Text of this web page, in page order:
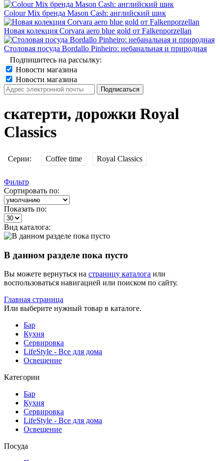
Colour Mix бренда Mason Cash: английский шик
Новая колекция Corvara aero blue gold от Falkenporzellan
Столовая посуда Bordallo Pinheiro: небанальная и природная
Подпишитесь на рассылку:
Новости магазина
Новости магазина
скатерти, дорожки Royal
Classics
Серии: Coffee time Royal Classics
Фильтр
Сортировать по:
Показать по:
Вид каталога:
В данном разделе пока пусто
Вы можете вернуться на страницу каталога или
воспользоваться навигацией или поиском по сайту.
Главная страница
Или выберите нужный товар в каталоге.
Бар
Кухня
Сервировка
LifeStyle - Все для дома
Освещение
Категории
Бар
Кухня
Сервировка
LifeStyle - Все для дома
Освещение
Посуда